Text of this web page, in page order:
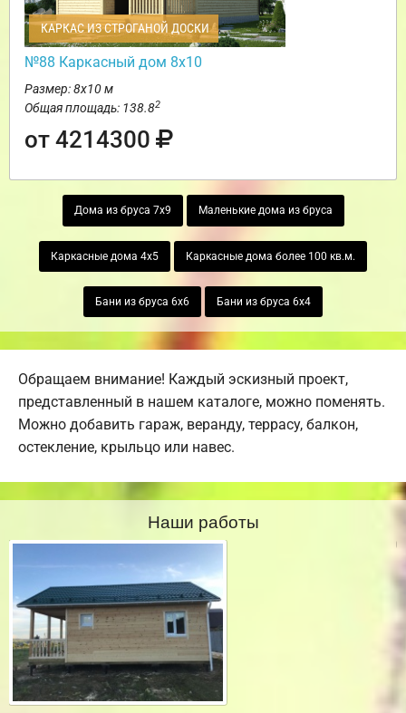
КАРКАС ИЗ СТРОГАНОЙ ДОСКИ
№88 Каркасный дом 8х10
Размер: 8х10 м
Общая площадь: 138.82
от 4214300
Дома из бруса 7х9 Маленькие дома из бруса
Каркасные дома 4х5 Каркасные дома более 100 кв.м.
Бани из бруса 6х6 Бани из бруса 6х4
Обращаем внимание! Каждый эскизный проект,
представленный в нашем каталоге, можно поменять.
Можно добавить гараж, веранду, террасу, балкон,
остекление, крыльцо или навес.
Наши работы